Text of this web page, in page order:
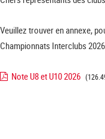
Veuillez trouver en annexe,
Championnats Interclubs
Note U8 et U10 2026